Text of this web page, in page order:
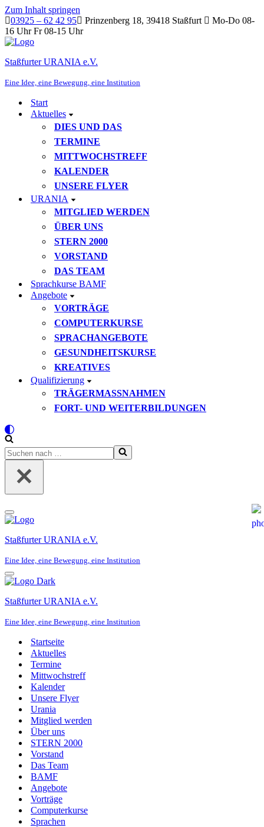
Zum Inhalt springen
03925 – 62 42 95
Prinzenberg 18, 39418 Staßfurt
Mo-Do 08-
16 Uhr Fr 08-15 Uhr
Staßfurter URANIA e.V.
Eine Idee, eine Bewegung, eine Institution
Start
Aktuelles
DIES UND DAS
TERMINE
MITTWOCHSTREFF
KALENDER
UNSERE FLYER
URANIA
MITGLIED WERDEN
ÜBER UNS
STERN 2000
VORSTAND
DAS TEAM
Sprachkurse BAMF
Angebote
VORTRÄGE
COMPUTERKURSE
SPRACHANGEBOTE
GESUNDHEITSKURSE
KREATIVES
Qualifizierung
TRÄGERMASSNAHMEN
FORT- UND WEITERBILDUNGEN
Suchen
nach …
Navigationsmenü
Staßfurter URANIA e.V.
Eine Idee, eine Bewegung, eine Institution
Navigationsmenü
Staßfurter URANIA e.V.
Eine Idee, eine Bewegung, eine Institution
Startseite
Aktuelles
Termine
Mittwochstreff
Kalender
Unsere Flyer
Urania
Mitglied werden
Über uns
STERN 2000
Vorstand
Das Team
BAMF
Angebote
Vorträge
Computerkurse
Sprachen